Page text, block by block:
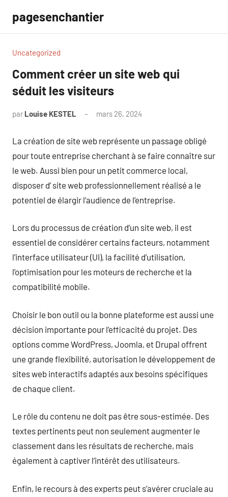
contenu
pagesenchantier
Uncategorized
Comment créer un site web qui
séduit les visiteurs
par Louise KESTEL mars 26, 2024
La création de site web représente un passage obligé
pour toute entreprise cherchant à se faire connaître sur
le web. Aussi bien pour un petit commerce local,
disposer d’ site web professionnellement réalisé a le
potentiel de élargir l’audience de l’entreprise.
Lors du processus de création d’un site web, il est
essentiel de considérer certains facteurs, notamment
l’interface utilisateur (UI), la facilité d’utilisation,
l’optimisation pour les moteurs de recherche et la
compatibilité mobile.
Choisir le bon outil ou la bonne plateforme est aussi une
décision importante pour l’efficacité du projet. Des
options comme WordPress, Joomla, et Drupal offrent
une grande flexibilité, autorisation le développement de
sites web interactifs adaptés aux besoins spécifiques
de chaque client.
Le rôle du contenu ne doit pas être sous-estimée. Des
textes pertinents peut non seulement augmenter le
classement dans les résultats de recherche, mais
également à captiver l’intérêt des utilisateurs.
Enfin, le recours à des experts peut s’avérer cruciale au